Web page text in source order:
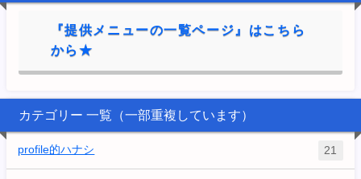
『提供メニューの一覧ページ』はこちら
から★
カテゴリー 一覧（一部重複しています）
profile的ハナシ 21